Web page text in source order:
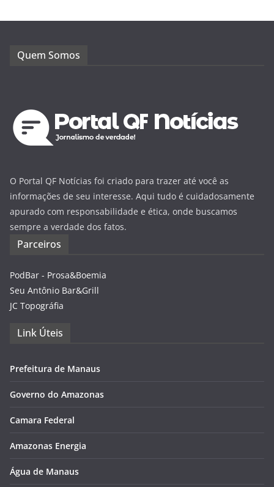
Quem Somos
O Portal QF Notícias foi criado para trazer até você as
informações de seu interesse. Aqui tudo é cuidadosamente
apurado com responsabilidade e ética, onde buscamos
sempre a verdade dos fatos.
Parceiros
PodBar - Prosa&Boemia
Seu Antônio Bar&Grill
JC Topográfia
Link Úteis
Prefeitura de Manaus
Governo do Amazonas
Camara Federal
Amazonas Energia
Água de Manaus